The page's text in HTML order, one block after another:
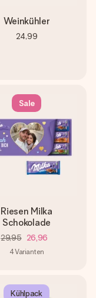
Weinkühler
24,99
Sale
Riesen Milka
Schokolade
29,95 26,96
4Varianten
Kühlpack